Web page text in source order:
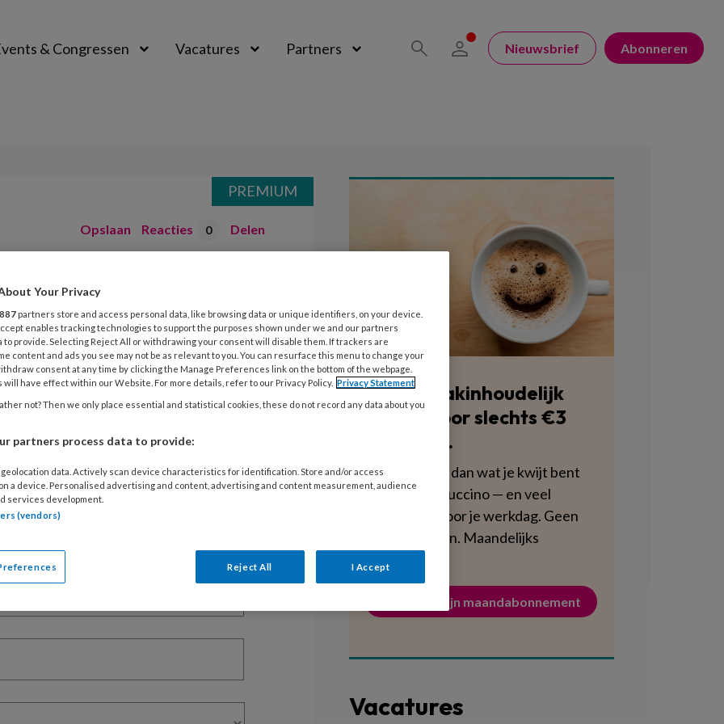
& Congressen Vacatures Partners Nieuwsbrief Abonneren
Opslaan Reacties 0 Delen
lezen?
lees 2 artikelen gratis per maand
PREMIUM
Blijf vakinhoudelijk
scherp voor slechts €3
per week.
Dat is minder dan wat je kwijt bent
aan een cappuccino — en veel
voedzamer voor je werkdag. Geen
verplichtingen. Maandelijks
Activeer mijn maandabonnement
Vacatures
Your Privacy
887 partners store and access personal data, like browsing data or unique identifiers, on your device.
enables tracking technologies to support the purposes shown under we and our partners
to provide. Selecting Reject All or withdrawing your consent will disable them. If trackers are
content and ads you see may not be as relevant to you. You can resurface this menu to change your
consent at any time by clicking the Manage Preferences link on the bottom of the webpage.
will have effect within our Website. For more details, refer to our Privacy Policy. Privacy Statement
not? Then we only place essential and statistical cookies, these do not record any data about you
partners process data to provide:
data. Actively scan device characteristics for identification. Store and/or access
a device. Personalised advertising and content, advertising and content measurement, audience
services development.
(vendors)
Reject All I Accept